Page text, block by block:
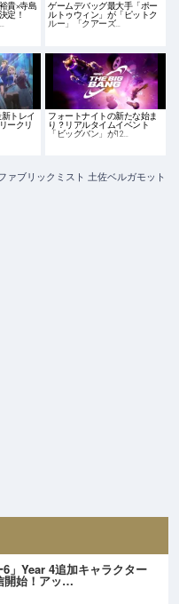
貴×寺島
定！
ゲームデバッグ最大手「ポー
ルトゥウィン」が「ピットク
ルー」「クアーズ…
新トレイ
ークリ
フォートナイトの新たな始ま
り？リアルタイムイベント
「ビッグバン」が12…
ァブリックミスト 土佐ベルガモット
6」Year 4追加キャラクター
開始！アッ…